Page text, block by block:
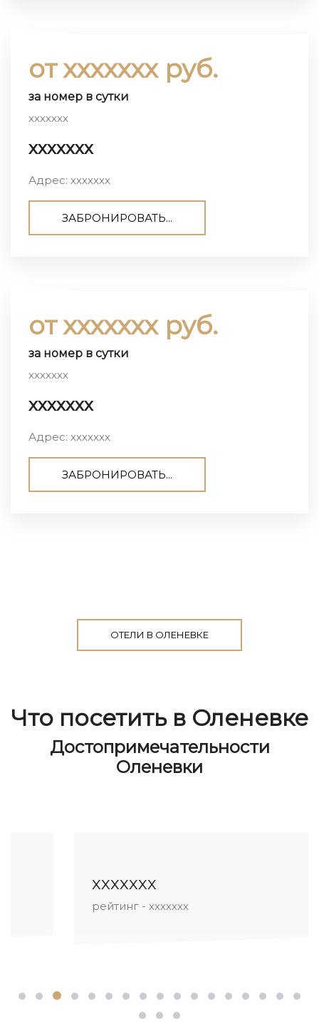
от ххххххх руб.
за номер в сутки
ххххххх
ххххххх
Адрес: ххххххх
ЗАБРОНИРОВАТЬ...
от ххххххх руб.
за номер в сутки
ххххххх
ххххххх
Адрес: ххххххх
ЗАБРОНИРОВАТЬ...
ОТЕЛИ В ОЛЕНЕВКЕ
Что посетить в Оленевке
Достопримечательности
Оленевки
ххххххх
рейтинг - ххххххх